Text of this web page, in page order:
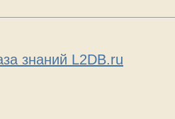
знаний L2DB.ru